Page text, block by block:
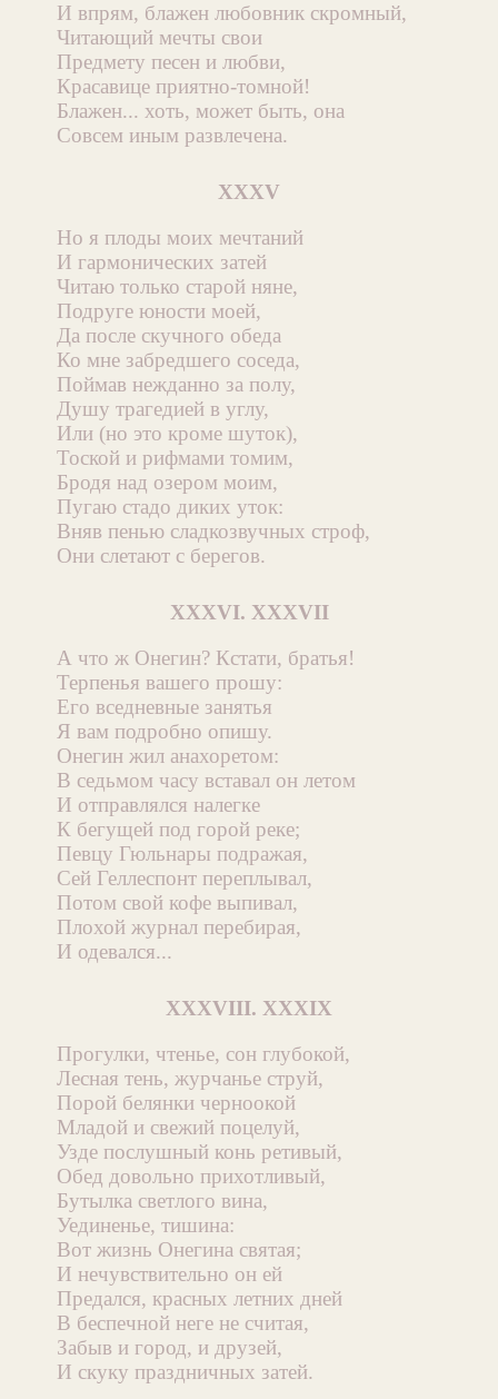
И впрям, блажен любовник скромный,
Читающий мечты свои
Предмету песен и любви,
Красавице приятно-томной!
Блажен... хоть, может быть, она
Совсем иным развлечена.
XXXV
Но я плоды моих мечтаний
И гармонических затей
Читаю только старой няне,
Подруге юности моей,
Да после скучного обеда
Ко мне забредшего соседа,
Поймав нежданно за полу,
Душу трагедией в углу,
Или (но это кроме шуток),
Тоской и рифмами томим,
Бродя над озером моим,
Пугаю стадо диких уток:
Вняв пенью сладкозвучных строф,
Они слетают с берегов.
XXXVI. XXXVII
А что ж Онегин? Кстати, братья!
Терпенья вашего прошу:
Его вседневные занятья
Я вам подробно опишу.
Онегин жил анахоретом:
В седьмом часу вставал он летом
И отправлялся налегке
К бегущей под горой реке;
Певцу Гюльнары подражая,
Сей Геллеспонт переплывал,
Потом свой кофе выпивал,
Плохой журнал перебирая,
И одевался...
XXXVIII. XXXIX
Прогулки, чтенье, сон глубокой,
Лесная тень, журчанье струй,
Порой белянки черноокой
Младой и свежий поцелуй,
Узде послушный конь ретивый,
Обед довольно прихотливый,
Бутылка светлого вина,
Уединенье, тишина:
Вот жизнь Онегина святая;
И нечувствительно он ей
Предался, красных летних дней
В беспечной неге не считая,
Забыв и город, и друзей,
И скуку праздничных затей.